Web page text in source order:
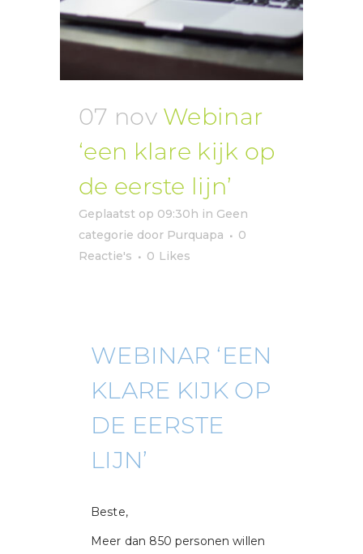
07 nov Webinar
‘een klare kijk op
de eerste lijn’
Geplaatst op 09:30h in Geen
categorie door Purquapa
0
Reactie's
0 Likes
WEBINAR ‘EEN
KLARE KIJK OP
DE EERSTE
LIJN’
Beste,
Meer dan 850 personen willen